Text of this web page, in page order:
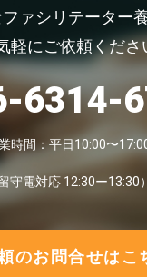
ァシリテーター
軽にご依頼くださ
6314-
時間：平日10:00〜
留守電対応 12:30ー13:30）
のお問合せはこ